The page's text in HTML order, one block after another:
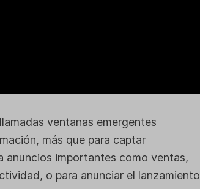
ventanas emergentes
más que para captar
anuncios importantes como ventas,
o para anunciar el lanzamiento